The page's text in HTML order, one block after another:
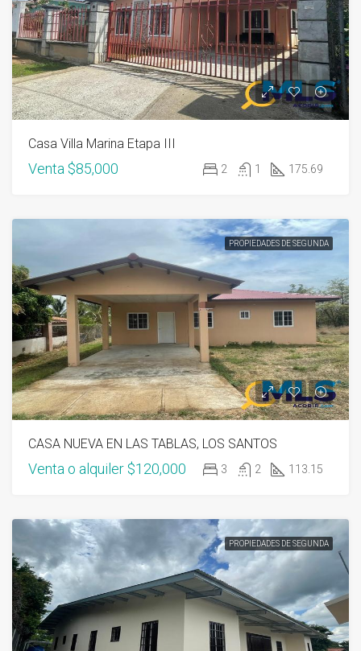
Casa Villa Marina Etapa III
Venta $85,000 2 1 175.69
PROPIEDADES DE SEGUNDA
CASA NUEVA EN LAS TABLAS, LOS SANTOS
Venta o alquiler $120,000 3 2 113.15
PROPIEDADES DE SEGUNDA